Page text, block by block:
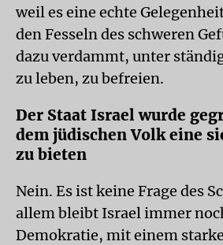
weil es eine echte
den Fesseln des schweren
dazu verdammt, unter
zu leben, zu befreien.
Der Staat Israel wurde
dem jüdischen Volk eine
zu bieten
Nein. Es ist keine Frage des
allem bleibt Israel immer
Demokratie, mit einem